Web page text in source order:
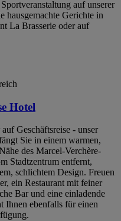
auf unserer
hausgemachte Gerichte in
La Brasserie oder auf
Hotel
Geschäftsreise - unser
Sie in einem warmen,
des Marcel-Verchère-
Stadtzentrum entfernt,
schlichtem Design. Freuen
ein Restaurant mit feiner
Bar und eine einladende
Ihnen ebenfalls für einen